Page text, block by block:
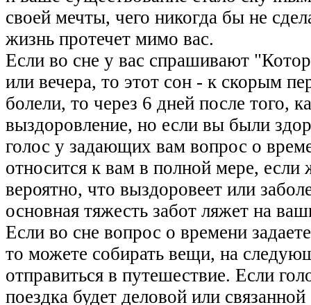
своей мечты, чего никогда бы не
жизнь протечет мимо вас.
Если во сне у вас спрашивают
или вечера, то этот сон - к скорым
болели, то через 6 дней после того,
выздоровление, но если вы были
голос у задающих вам вопрос о
относится к вам в полной мере, если
вероятно, что выздоровеет или
основная тяжесть забот ляжет на
Если во сне вопрос о времени
то можете собирать вещи, на
отправиться в путешествие. Если
поездка будет деловой или